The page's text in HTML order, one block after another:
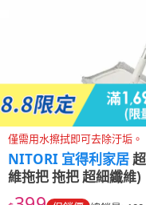
僅需用水擦拭即可去除汙垢。
NITORI 宜得利家居
維拖把 拖把 超細纖維)